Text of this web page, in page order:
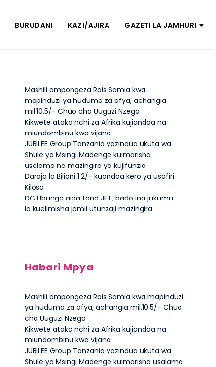
BURUDANI KAZI/AJIRA GAZETI LA JAMHURI
Mashili ampongeza Rais Samia kwa
mapinduzi ya huduma za afya, achangia
mil.10.5/- Chuo cha Uuguzi Nzega
Kikwete ataka nchi za Afrika kujiandaa na
miundombinu kwa vijana
JUBILEE Group Tanzania yazindua ukuta wa
Shule ya Msingi Madenge kuimarisha
usalama na mazingira ya kujifunzia
Daraja la Bilioni 1.2/- kuondoa kero ya usafiri
Kilosa
DC Ubungo aipa tano JET, bado ina jukumu
la kuelimisha jamii utunzaji mazingira
Habari Mpya
Mashili ampongeza Rais Samia kwa mapinduzi
ya huduma za afya, achangia mil.10.5/- Chuo
cha Uuguzi Nzega
Kikwete ataka nchi za Afrika kujiandaa na
miundombinu kwa vijana
JUBILEE Group Tanzania yazindua ukuta wa
Shule ya Msingi Madenge kuimarisha usalama